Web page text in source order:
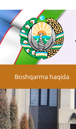
Boshqarma haqida